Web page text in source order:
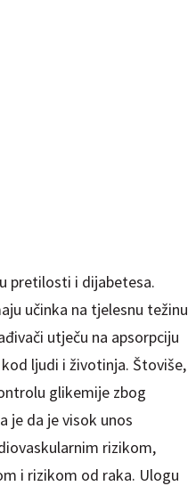
pretilosti i dijabetesa.
učinka na tjelesnu težinu
utječu na apsorpciju
ljudi i životinja. Štoviše,
glikemije zbog
je da je visok unos
rizikom,
i rizikom od raka. Ulogu